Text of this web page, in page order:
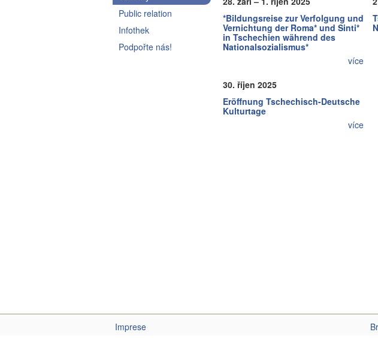
Public relation
Infothek
Podpořte nás!
*Bildungsreise zur Verfolgung und
Vernichtung der Roma* und Sinti*
in Tschechien während des
Nationalsozialismus*
více
30. říjen 2025
Eröffnung Tschechisch-Deutsche
Kulturtage
více
Imprese